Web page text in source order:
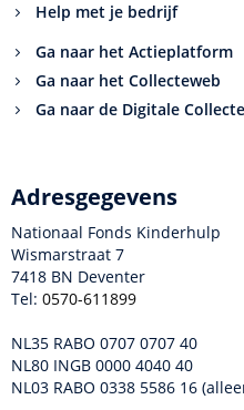
Help met je bedrijf
Ga naar het Actieplatform
Ga naar het Collecteweb
Ga naar de Digitale Collecte
Adresgegevens
Nationaal Fonds Kinderhulp
Wismarstraat 7
7418 BN Deventer
Tel: 0570-611899
NL35 RABO 0707 0707 40
NL80 INGB 0000 4040 40
NL03 RABO 0338 5586 16